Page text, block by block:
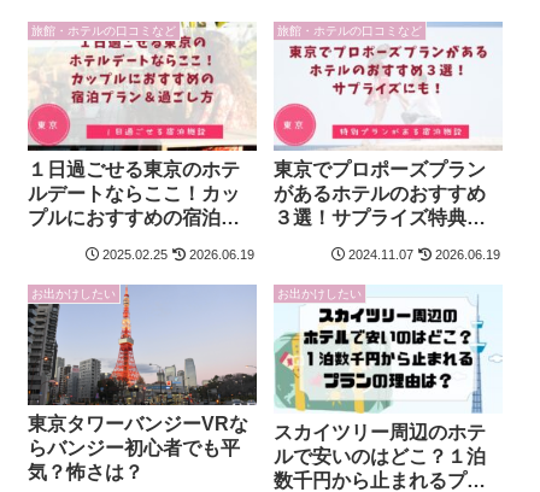
旅館・ホテルの口コミなど
１日過ごせる東京のホテ
ルデートならここ！カッ
プルにおすすめの宿泊プ
2025.02.25 2026.06.19
旅館・ホテルの口コミなど
東京でプロポーズプラン
があるホテルのおすすめ
３選！サプライズ特典や
2024.11.07 2026.06.19
お出かけしたい
東京タワーバンジーVRな
らバンジー初心者でも平
気？怖さは？
お出かけしたい
スカイツリー周辺のホテ
ルで安いのはどこ？１泊
数千円から止まれるプラ